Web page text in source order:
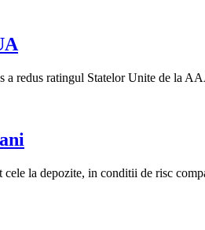
a redus ratingul Statelor Unite de la
la depozite, in conditii de risc